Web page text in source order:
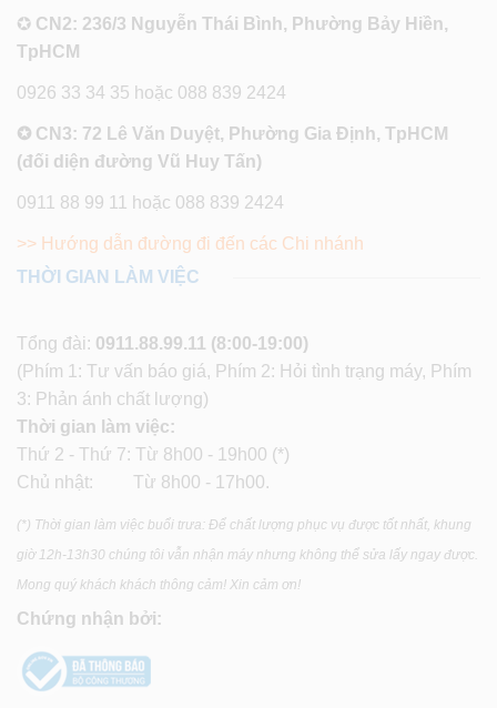
✪ CN2: 236/3 Nguyễn Thái Bình, Phường Bảy Hiền,
TpHCM
0926 33 34 35 hoặc 088 839 2424
✪ CN3: 72 Lê Văn Duyệt, Phường Gia Định, TpHCM
(đối diện đường Vũ Huy Tấn)
0911 88 99 11 hoặc 088 839 2424
>> Hướng dẫn đường đi đến các Chi nhánh
THỜI GIAN LÀM VIỆC
Tổng đài: 0911.88.99.11 (8:00-19:00)
(Phím 1: Tư vấn báo giá, Phím 2: Hỏi tình trạng máy, Phím
3: Phản ánh chất lượng)
Thời gian làm việc:
Thứ 2 - Thứ 7: Từ 8h00 - 19h00 (*)
Chủ nhật: Từ 8h00 - 17h00.
(*) Thời gian làm việc buổi trưa: Để chất lượng phục vụ được tốt nhất, khung
giờ 12h-13h30 chúng tôi vẫn nhận máy nhưng không thể sửa lấy ngay được.
Mong quý khách khách thông cảm! Xin cảm ơn!
Chứng nhận bởi: